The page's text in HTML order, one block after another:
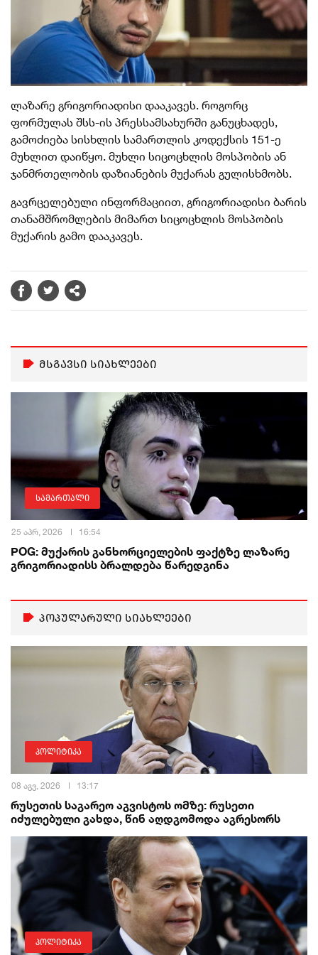
ლაზარე გრიგორიადისი დააკავეს. როგორც
ფორმულას შსს-ის პრესსამსახურში განუცხადეს,
გამოძიება სისხლის სამართლის კოდექსის 151-ე
მუხლით დაიწყო. მუხლი სიცოცხლის მოსპობის ან
ჯანმრთელობის დაზიანების მუქარას გულისხმობს.
გავრცელებული ინფორმაციით, გრიგორიადისი ბარის
თანამშრომლების მიმართ სიცოცხლის მოსპობის
მუქარის გამო დააკავეს.
მსგავსი სიახლეები
სამართალი
25 აპრ, 2026 16:54
POG: მუქარის განხორციელების ფაქტზე ლაზარე
გრიგორიადისს ბრალდება წარედგინა
პოპულარული სიახლეები
პოლიტიკა
08 აგვ, 2026 13:17
რუსეთის საგარეო აგვისტოს ომზე: რუსეთი
იძულებული გახდა, წინ აღდგომოდა აგრესორს
პოლიტიკა